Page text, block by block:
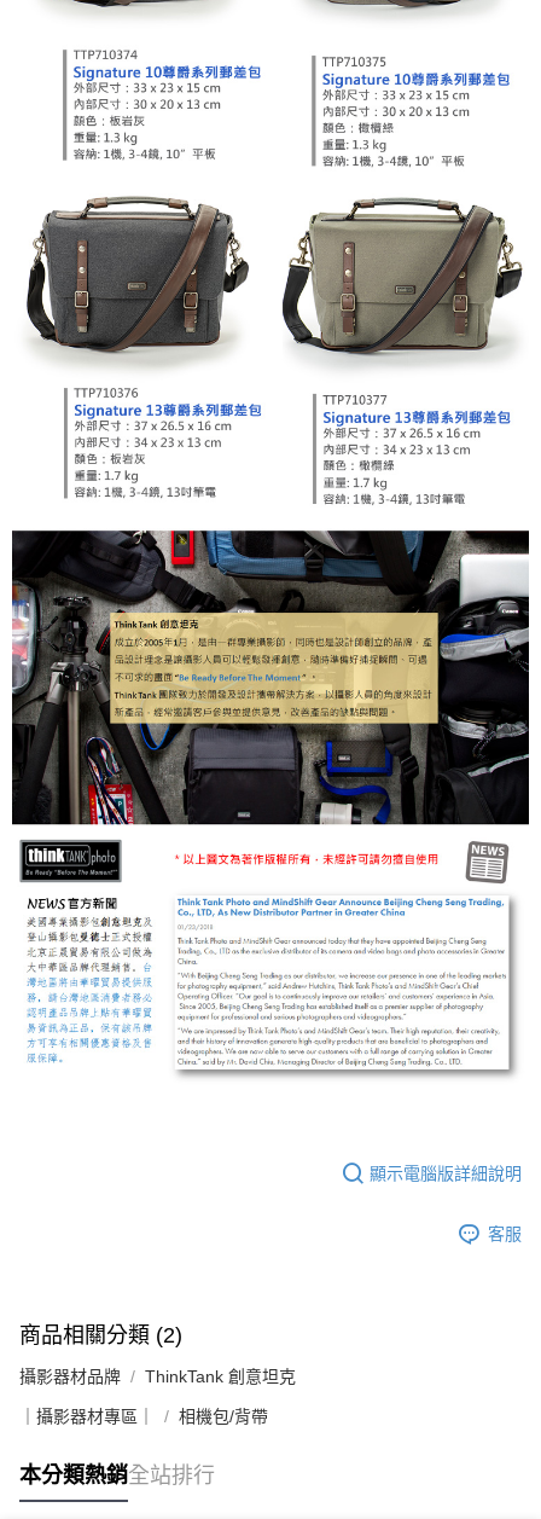
顯示電腦版詳細說明
客服
商品相關分類 (2)
攝影器材品牌 ThinkTank 創意坦克
｜攝影器材專區｜ 相機包/背帶
本分類熱銷全站排行